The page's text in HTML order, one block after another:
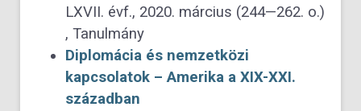
LXVII. évf., 2020. március (244—262. o.)
, Tanulmány
Diplomácia és nemzetközi
kapcsolatok – Amerika a XIX-XXI.
században